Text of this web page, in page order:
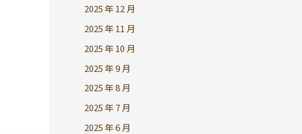
2025 年 12 月
2025 年 11 月
2025 年 10 月
2025 年 9 月
2025 年 8 月
2025 年 7 月
2025 年 6 月